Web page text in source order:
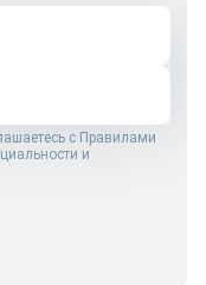
с Правилами
и